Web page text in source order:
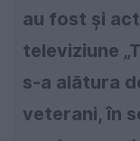
au fost și
televiziune
s-a alătura
veterani, în